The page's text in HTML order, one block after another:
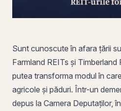
Sunt cunoscute în afara țării
Farmland REITs și Timberland
putea transforma modul în
agricole și păduri. Într-un
depus la Camera Deputaților, în